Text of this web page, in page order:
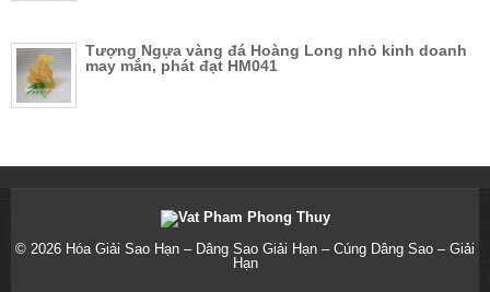
Tượng Ngựa vàng đá Hoàng Long nhỏ kinh doanh
may mắn, phát đạt HM041
© 2026 Hóa Giải Sao Hạn – Dâng Sao Giải Hạn – Cúng Dâng Sao – Giải
Hạn